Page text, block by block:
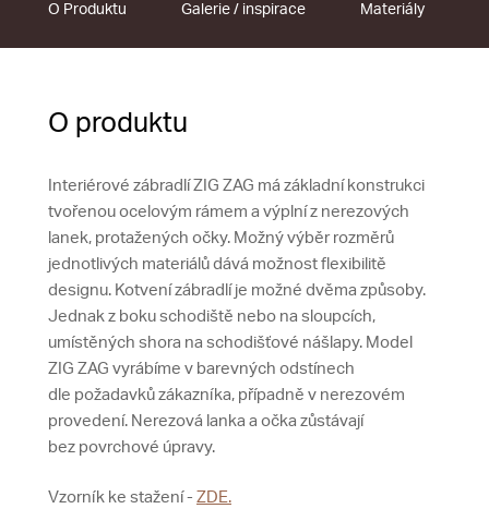
O Produktu Galerie / inspirace Materiály
O produktu
Interiérové zábradlí ZIG ZAG má základní konstrukci
tvořenou ocelovým rámem a výplní z nerezových
lanek, protažených očky. Možný výběr rozměrů
jednotlivých materiálů dává možnost flexibilitě
designu. Kotvení zábradlí je možné dvěma způsoby.
Jednak z boku schodiště nebo na sloupcích,
umístěných shora na schodišťové nášlapy. Model
ZIG ZAG vyrábíme v barevných odstínech
dle požadavků zákazníka, případně v nerezovém
provedení. Nerezová lanka a očka zůstávají
bez povrchové úpravy.
Vzorník ke stažení - ZDE.